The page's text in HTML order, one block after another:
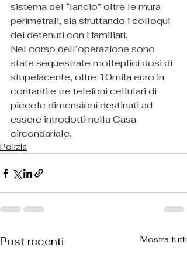
sistema del “lancio” oltre le mura
perimetrali, sia sfruttando i colloqui
dei detenuti con i familiari.
Nel corso dell’operazione sono
state sequestrate molteplici dosi di
stupefacente, oltre 10mila euro in
contanti e tre telefoni cellulari di
piccole dimensioni destinati ad
essere introdotti nella Casa
circondariale.
Polizia
Post recenti Mostra tutti